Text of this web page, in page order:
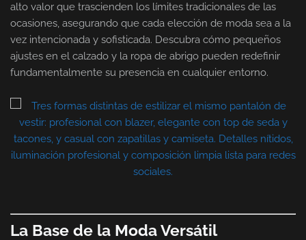
alto valor que trascienden los límites tradicionales de las
ocasiones, asegurando que cada elección de moda sea a la
vez intencionada y sofisticada. Descubra cómo pequeños
ajustes en el calzado y la ropa de abrigo pueden redefinir
fundamentalmente su presencia en cualquier entorno.
La Base de la Moda Versátil